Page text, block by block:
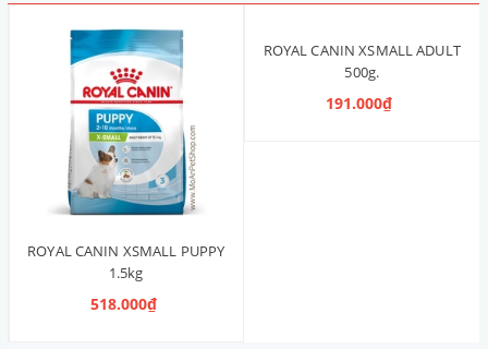
ROYAL CANIN XSMALL PUPPY
1.5kg
518.000₫
ROYAL CANIN XSMALL ADULT
500g.
191.000₫